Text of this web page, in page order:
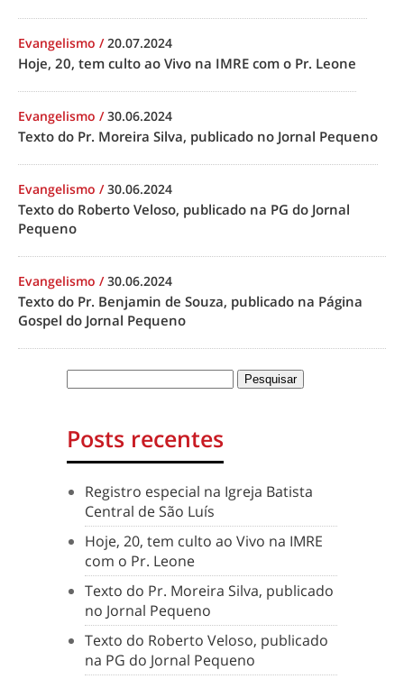
Evangelismo /20.07.2024
Hoje, 20, tem culto ao Vivo na IMRE com o Pr. Leone
Evangelismo /30.06.2024
Texto do Pr. Moreira Silva, publicado no Jornal Pequeno
Evangelismo /30.06.2024
Texto do Roberto Veloso, publicado na PG do Jornal
Pequeno
Evangelismo /30.06.2024
Texto do Pr. Benjamin de Souza, publicado na Página
Gospel do Jornal Pequeno
Posts recentes
Registro especial na Igreja Batista
Central de São Luís
Hoje, 20, tem culto ao Vivo na IMRE
com o Pr. Leone
Texto do Pr. Moreira Silva, publicado
no Jornal Pequeno
Texto do Roberto Veloso, publicado
na PG do Jornal Pequeno